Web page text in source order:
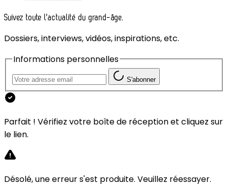
Suivez toute l'actualité du grand-âge.
Dossiers, interviews, vidéos, inspirations, etc.
Informations personnelles
S'abonner
Parfait ! Vérifiez votre boîte de réception et cliquez sur
le lien.
Désolé, une erreur s'est produite. Veuillez réessayer.